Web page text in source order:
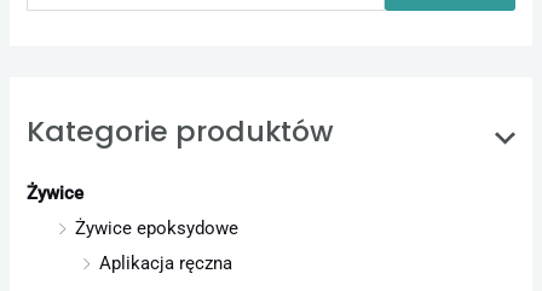
k
:Kategorie produktów
Żywice
Żywice epoksydowe
Aplikacja ręczna